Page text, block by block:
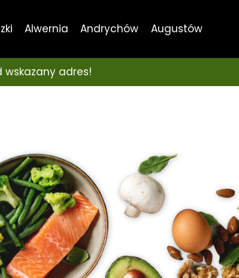
Alwernia Andrychów Augustów
adres!